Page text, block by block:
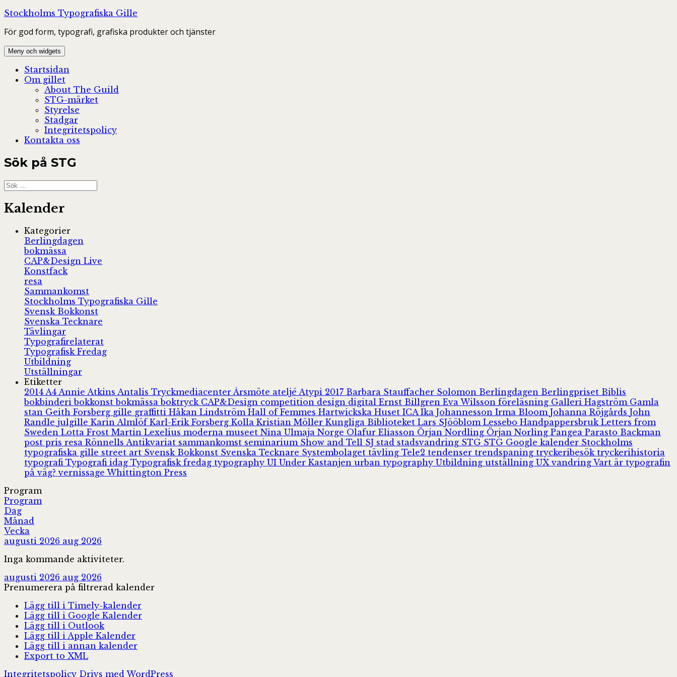
Hoppa
innehåll
Stockholms Typografiska Gille
För god form, typografi, grafiska produkter och tjänster
Meny och widgets
Startsidan
Om gillet
About The Guild
STG-märket
Styrelse
Stadgar
Integritetspolicy
Kontakta oss
Sök på STG
Sök
efter:
Kalender
Kategorier
Berlingdagen
bokmässa
CAP&Design Live
Konstfack
resa
Sammankomst
Stockholms Typografiska Gille
Svensk Bokkonst
Svenska Tecknare
Tävlingar
Typografirelaterat
Typografisk Fredag
Utbildning
Utställningar
Etiketter
2014 A4 Annie Atkins Antalis Tryckmediacenter Årsmöte ateljé Atypi 2017 Barbara Stauffacher Solomon Berlingdagen Berlingpriset Biblis
bokbinderibokkonstbokmässaboktryck CAP&Design competition design digital Ernst Billgren Eva Wilsson föreläsning Galleri Hagström Gamla
stan Geith Forsberg gille graffitti Håkan Lindström Hall of Femmes Hartwickska Huset ICA Ika Johannesson Irma Bloom Johanna Röjgårds John
Randle julgille Karin Almlöf Karl-Erik Forsberg Kolla Kristian Möller Kungliga Biblioteket Lars SJööblom Lessebo Handpappersbruk Letters from
Sweden Lotta Frost Martin Lexelius moderna museet Nina Ulmaja Norge Olafur Eliasson Örjan Nordling Örjan Norling Pangea Parasto Backman
post pris resa Rönnells Antikvariat sammankomst seminarium Show and Tell SJ stad stadsvandring STG STG Google kalender Stockholms
typografiska gille street art Svensk Bokkonst Svenska Tecknare Systembolaget tävling Tele2 tendenser trendspaning tryckeribesök tryckerihistoria
typografi Typografi idag Typografisk fredag typography UI Under Kastanjen urban typography Utbildning utställning UXvandring Vart är typografin
på väg?vernissage Whittington Press
Program
Program
Dag
Månad
Vecka
augusti 2026 aug 2026
Inga kommande aktiviteter.
augusti 2026 aug 2026
Prenumerera på filtrerad kalender
Lägg till i Timely-kalender
Lägg till i Google Kalender
Lägg till i Outlook
Lägg till i Apple Kalender
Lägg till i annan kalender
Export to XML
Integritetspolicy Drivs med WordPress